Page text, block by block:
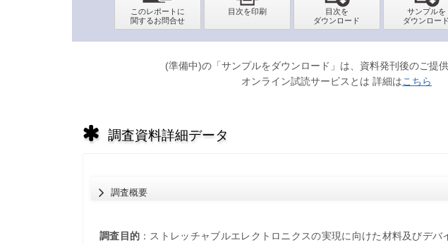
(準備中)の「サンプルをダウンロード」は、資料発刊後のご提供
オンライン試読サービスとは 詳細はこちら
調査資料詳細データ
調査概要
調査目的 ：ストレッチャブルエレクトロニクスの実現に向けた材料及びデバ